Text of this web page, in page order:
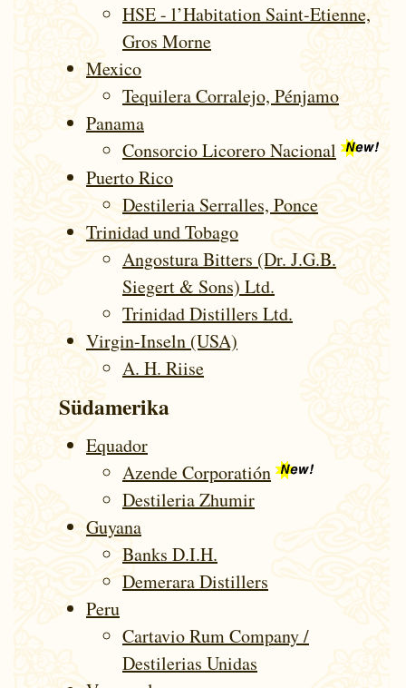
HSE - l’Habitation Saint-Etienne,
Gros Morne
Mexico
Tequilera Corralejo, Pénjamo
Panama
Consorcio Licorero Nacional
Puerto Rico
Destileria Serralles, Ponce
Trinidad und Tobago
Angostura Bitters (Dr. J.G.B.
Siegert & Sons) Ltd.
Trinidad Distillers Ltd.
Virgin-Inseln (USA)
A. H. Riise
Südamerika
Equador
Azende Corporatión
Destileria Zhumir
Guyana
Banks D.I.H.
Demerara Distillers
Peru
Cartavio Rum Company /
Destilerias Unidas